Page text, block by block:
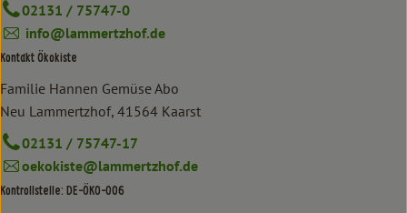
02131 / 75747-0
info@lammertzhof.de
Kontakt Ökokiste
Familie Hannen Gemüse Abo
Neu Lammertzhof, 41564 Kaarst
02131 / 75747-17
oekokiste@lammertzhof.de
Kontrollstelle: DE-ÖKO-006